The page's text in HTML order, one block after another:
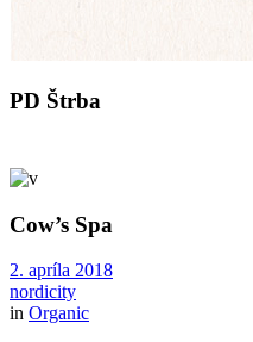
PD Štrba
Cow’s Spa
2. apríla 2018
nordicity
in Organic